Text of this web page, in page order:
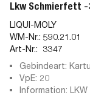
Lkw Schmierfett -
LIQUI-MOLY
WM-Nr.: 590.21.01
Art-Nr.: 3347
Gebindeart:
VpE: 20
Information: